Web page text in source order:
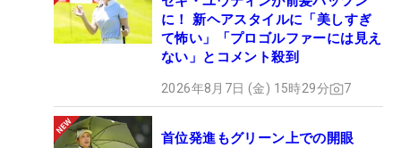
に！ 新ヘアスタイルに「美しすぎ
て怖い」「プロゴルファーには見え
ない」とコメント殺到
2026年8月7日 (金) 15時29分 7
首位発進もグリーン上での開眼